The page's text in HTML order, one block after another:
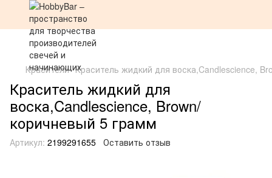
Красители Краситель жидкий для воска,Candlescience,
Краситель жидкий для
воска,Candlescience, Brown/
коричневый 5 грамм
Артикул: 2199291655 Оставить отзыв